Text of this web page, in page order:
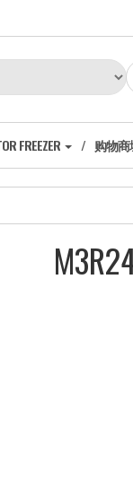
FREEZER 购物